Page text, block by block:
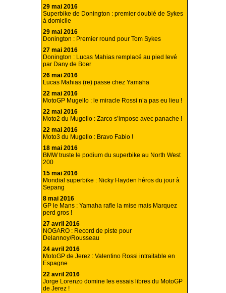
29 mai 2016
Superbike de Donington : premier doublé de Sykes
à domicile
29 mai 2016
Donington : Premier round pour Tom Sykes
27 mai 2016
Donington : Lucas Mahias remplacé au pied levé
par Dany de Boer
26 mai 2016
Lucas Mahias (re) passe chez Yamaha
22 mai 2016
MotoGP Mugello : le miracle Rossi n’a pas eu lieu !
22 mai 2016
Moto2 du Mugello : Zarco s’impose avec panache !
22 mai 2016
Moto3 du Mugello : Bravo Fabio !
18 mai 2016
BMW truste le podium du superbike au North West
200
15 mai 2016
Mondial superbike : Nicky Hayden héros du jour à
Sepang
8 mai 2016
GP le Mans : Yamaha rafle la mise mais Marquez
perd gros !
27 avril 2016
NOGARO : Record de piste pour
Delannoy/Rousseau
24 avril 2016
MotoGP de Jerez : Valentino Rossi intraitable en
Espagne
22 avril 2016
Jorge Lorenzo domine les essais libres du MotoGP
de Jerez !